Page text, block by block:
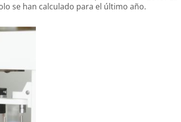
se han calculado para el último año.